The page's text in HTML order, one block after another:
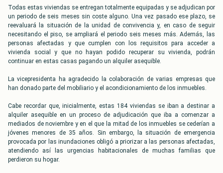
Todas estas viviendas se entregan totalmente equipadas y se adjudican por
un periodo de seis meses sin coste alguno. Una vez pasado ese plazo, se
reevaluará la situación de la unidad de convivencia y, en caso de seguir
necesitando el piso, se ampliará el periodo seis meses más. Además, las
personas afectadas y que cumplen con los requisitos para acceder a
vivienda social y que no hayan podido recuperar su vivienda, podrán
continuar en estas casas pagando un alquiler asequible.
La vicepresidenta ha agradecido la colaboración de varias empresas que
han donado parte del mobiliario y el acondicionamiento de los inmuebles.
Cabe recordar que, inicialmente, estas 184 viviendas se iban a destinar a
alquiler asequible en un proceso de adjudicación que iba a comenzar a
mediados de noviembre y en el que la mitad de los inmuebles se cederían a
jóvenes menores de 35 años. Sin embargo, la situación de emergencia
provocada por las inundaciones obligó a priorizar a las personas afectadas,
atendiendo así las urgencias habitacionales de muchas familias que
perdieron su hogar.